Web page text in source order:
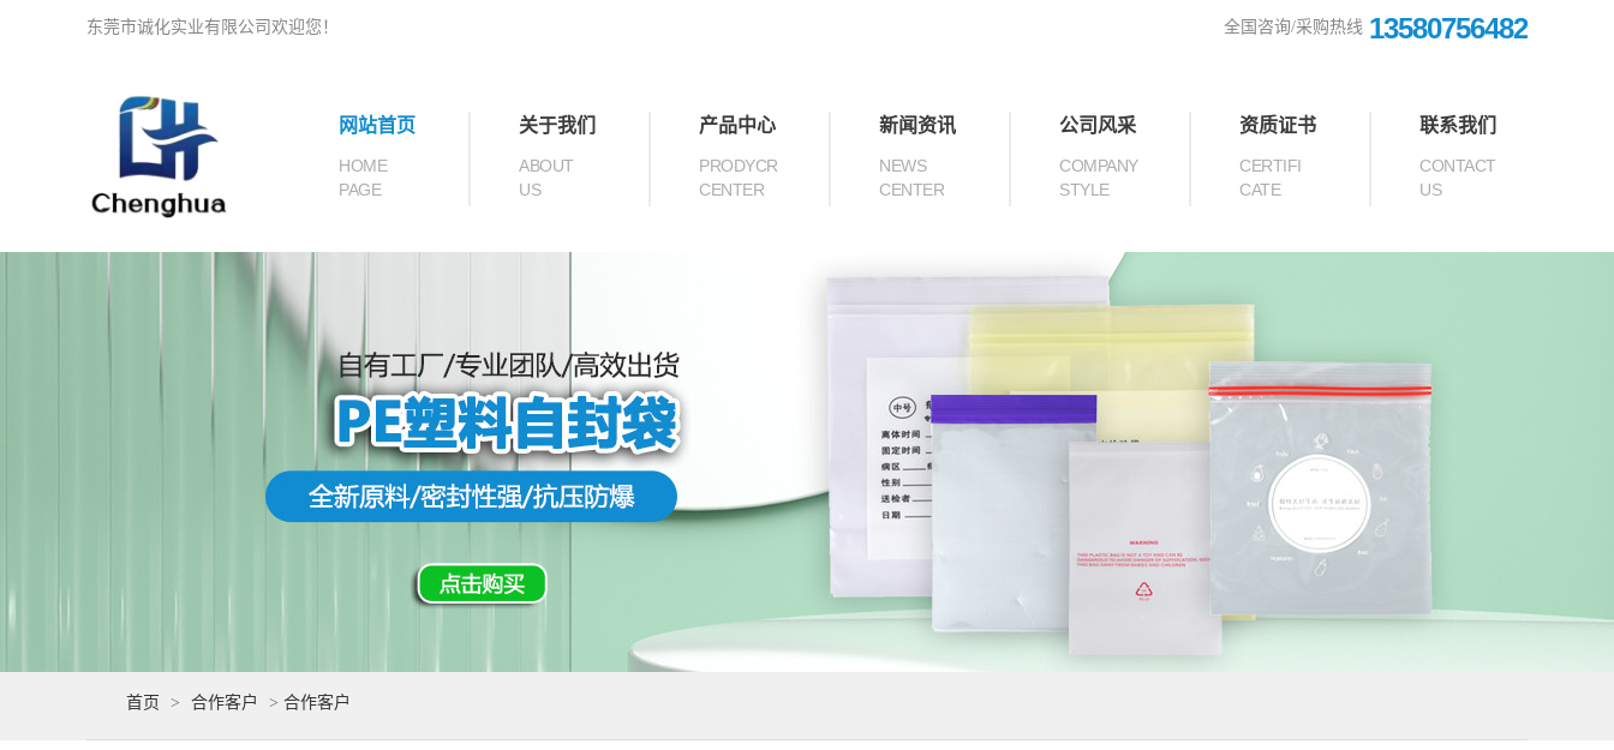
全国咨询/采购热线 13580756482
东莞市诚化实业有限公司欢迎您！
网站首页
HOME
PAGE
关于我们
ABOUT
US
产品中心
PRODYCR
CENTER
新闻资讯
NEWS
CENTER
公司风采
COMPANY
STYLE
资质证书
CERTIFI
CATE
联系我们
CONTACT
US
首页 > 合作客户 > 合作客户